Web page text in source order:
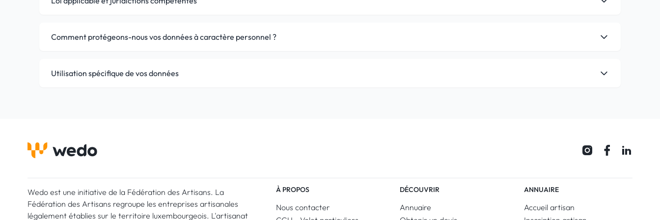
Comment protégeons-nous vos données à caractère personnel ?
Utilisation spécifique de vos données
Wedo est une initiative de la Fédération des Artisans. La
Fédération des Artisans regroupe les entreprises artisanales
légalement établies sur le territoire luxembourgeois. L'artisanat
À PROPOS
Nous contacter
DÉCOUVRIR
Annuaire
ANNUAIRE
Accueil artisan